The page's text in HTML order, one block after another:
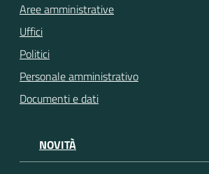
Aree amministrative
Uffici
Politici
Personale amministrativo
Documenti e dati
NOVITÀ